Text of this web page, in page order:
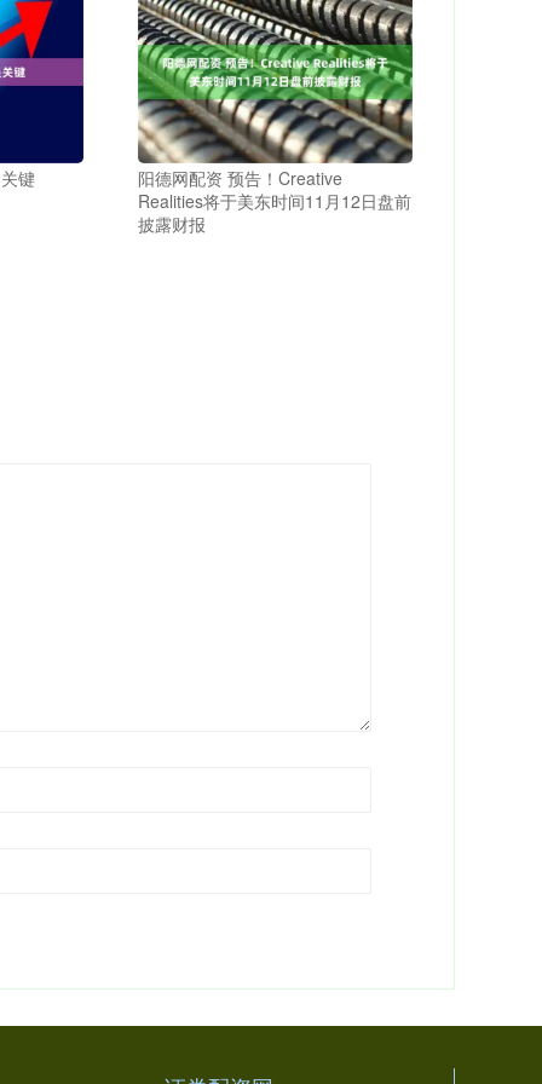
键
阳德网配资 预告！Creative
Realities将于美东时间11月12日盘前
披露财报